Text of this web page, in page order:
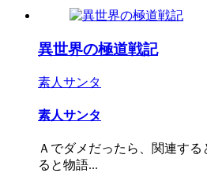
異世界の極道戦記
素人サンタ
素人サンタ
Ａでダメだったら、関連す
ると物語...